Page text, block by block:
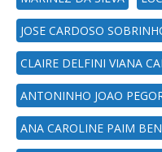
JOSE CARDOSO
CLAIRE DELFINI VIANA
ANTONINHO JOAO
ANA CAROLINE PAIM